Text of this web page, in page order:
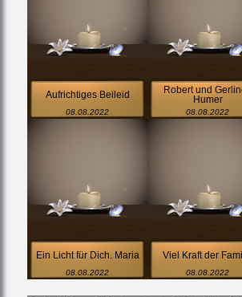
Aufrichtiges Beileid
08.08.2022
Robert und
Humer
08.08.2022
Ein Licht für Dich. Maria
08.08.2022
Viel Kraft der
08.08.2022